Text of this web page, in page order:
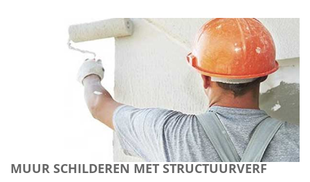
MUUR SCHILDEREN MET STRUCTUURVERF